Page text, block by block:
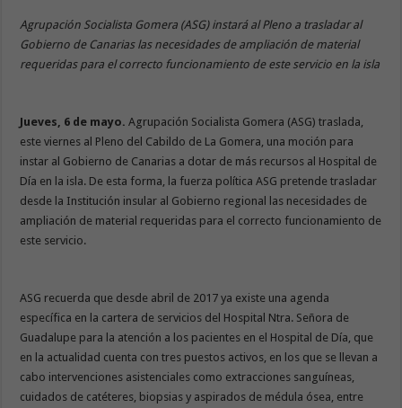
Agrupación Socialista Gomera (ASG) instará al Pleno a trasladar al
Gobierno de Canarias las necesidades de ampliación de material
requeridas para el correcto funcionamiento de este servicio en la isla
Jueves, 6 de mayo. Agrupación Socialista Gomera (ASG) traslada,
este viernes al Pleno del Cabildo de La Gomera, una moción para
instar al Gobierno de Canarias a dotar de más recursos al Hospital de
Día en la isla. De esta forma, la fuerza política ASG pretende trasladar
desde la Institución insular al Gobierno regional las necesidades de
ampliación de material requeridas para el correcto funcionamiento de
este servicio.
ASG recuerda que desde abril de 2017 ya existe una agenda
específica en la cartera de servicios del Hospital Ntra. Señora de
Guadalupe para la atención a los pacientes en el Hospital de Día, que
en la actualidad cuenta con tres puestos activos, en los que se llevan a
cabo intervenciones asistenciales como extracciones sanguíneas,
cuidados de catéteres, biopsias y aspirados de médula ósea, entre